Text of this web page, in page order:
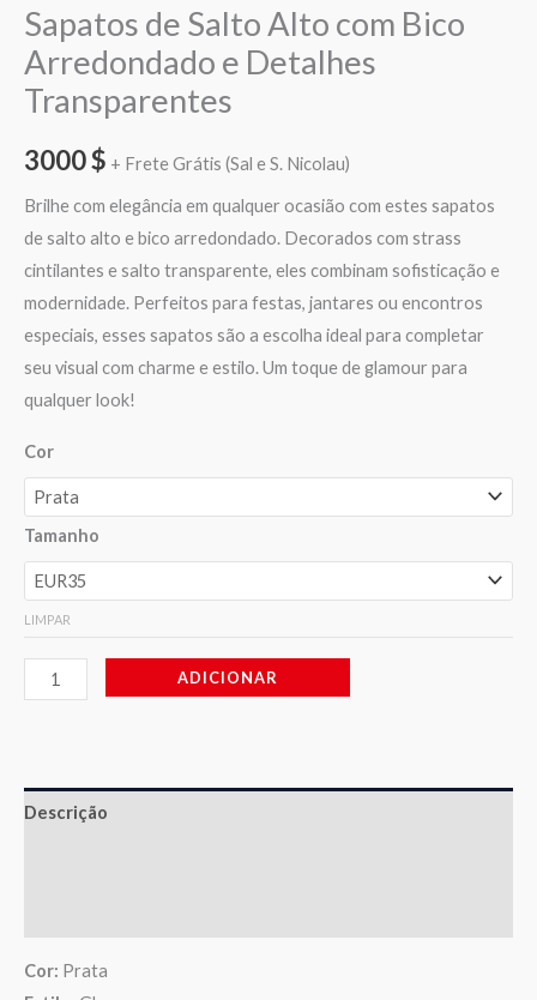
Sapatos de Salto Alto com Bico
Arredondado e Detalhes
Transparentes
3000$ + Frete Grátis (Sal e S. Nicolau)
Brilhe com elegância em qualquer ocasião com estes sapatos
de salto alto e bico arredondado. Decorados com strass
cintilantes e salto transparente, eles combinam sofisticação e
modernidade. Perfeitos para festas, jantares ou encontros
especiais, esses sapatos são a escolha ideal para completar
seu visual com charme e estilo. Um toque de glamour para
qualquer look!
Cor
Tamanho
LIMPAR
ADICIONAR
Descrição
Cor: Prata